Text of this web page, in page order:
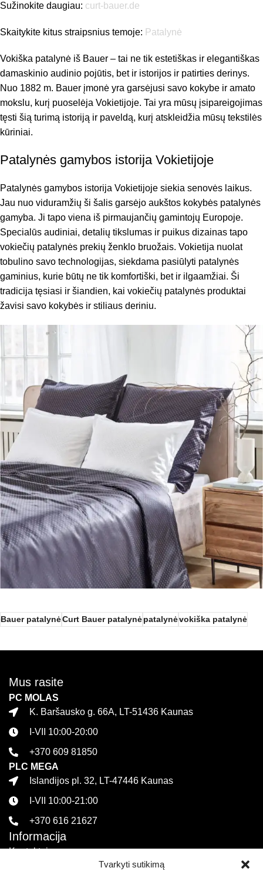
Tvarkyti sutikimą
Sužinokite daugiau: curt-bauer.de
Skaitykite kitus straipsnius temoje: Patalynė
Vokiška patalynė iš Bauer – tai ne tik estetiškas ir elegantiškas
damaskinio audinio pojūtis, bet ir istorijos ir patirties derinys.
Nuo 1882 m. Bauer įmonė yra garsėjusi savo kokybe ir amato
mokslu, kurį puoselėja Vokietijoje. Tai yra mūsų įsipareigojimas
tęsti šią turimą istoriją ir paveldą, kurį atskleidžia mūsų tekstilės
kūriniai.
Patalynės gamybos istorija Vokietijoje
Patalynės gamybos istorija Vokietijoje siekia senovės laikus.
Jau nuo viduramžių ši šalis garsėjo aukštos kokybės patalynės
gamyba. Ji tapo viena iš pirmaujančių gamintojų Europoje.
Specialūs audiniai, detalių tikslumas ir puikus dizainas tapo
vokiečių patalynės prekių ženklo bruožais. Vokietija nuolat
tobulino savo technologijas, siekdama pasiūlyti patalynės
gaminius, kurie būtų ne tik komfortiški, bet ir ilgaamžiai. Ši
tradicija tęsiasi ir šiandien, kai vokiečių patalynės produktai
žavisi savo kokybės ir stiliaus deriniu.
Bauer patalynėCurt Bauer patalynėpatalynėvokiška patalynė
Mus rasite
PC MOLAS
K. Baršausko g. 66A, LT-51436 Kaunas
I-VII 10:00-20:00
+370 609 81850
PLC MEGA
Islandijos pl. 32, LT-47446 Kaunas
I-VII 10:00-21:00
+370 616 21627
Informacija
Kontaktai
Pirkimo sąlygos ir taisyklės